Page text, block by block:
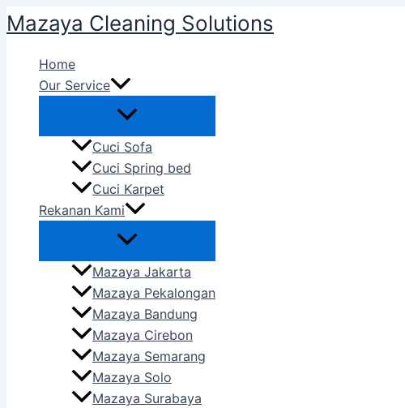
to
Mazaya Cleaning Solutions
Home
Our Service
Cuci Sofa
Cuci Spring bed
Cuci Karpet
Rekanan Kami
Mazaya Jakarta
Mazaya Pekalongan
Mazaya Bandung
Mazaya Cirebon
Mazaya Semarang
Mazaya Solo
Mazaya Surabaya